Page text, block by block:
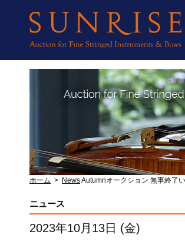
ホーム > NewsAutumnオークション 無事終了
ニュース
2023年10月13日 (金)